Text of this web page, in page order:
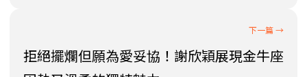
拒絕擺爛但願為愛妥協！謝欣穎展現金牛座